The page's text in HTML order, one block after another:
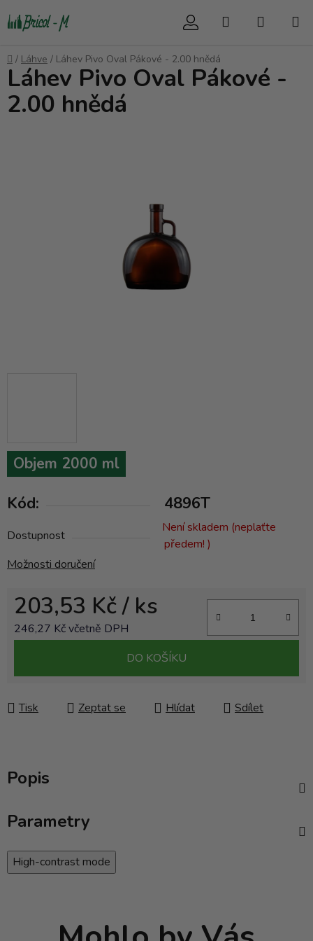
na
Hledat
Domů
/ Láhve / Láhev Pivo Oval Pákové - 2.00 hnědá
Objem 2000 ml
Kód: 4896T
Dostupnost
Není skladem (neplaťte
předem! )
Možnosti doručení
203,53 Kč/ ks
246,27 Kč včetně DPH
DO KOŠÍKU
Tisk Zeptat se Hlídat Sdílet
Láhev Pivo Oval Pákové -
2.00 hnědá
Popis
Parametry
High-contrast mode